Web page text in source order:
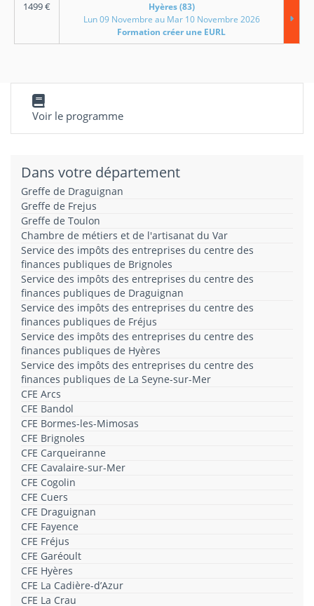
1499€
Hyères (83)
Lun 09 Novembre au Mar 10 Novembre 2026
Formation créer une EURL
Voir le programme
Dans votre département
Greffe de Draguignan
Greffe de Frejus
Greffe de Toulon
Chambre de métiers et de l'artisanat du Var
Service des impôts des entreprises du centre des
finances publiques de Brignoles
Service des impôts des entreprises du centre des
finances publiques de Draguignan
Service des impôts des entreprises du centre des
finances publiques de Fréjus
Service des impôts des entreprises du centre des
finances publiques de Hyères
Service des impôts des entreprises du centre des
finances publiques de La Seyne-sur-Mer
CFE Arcs
CFE Bandol
CFE Bormes-les-Mimosas
CFE Brignoles
CFE Carqueiranne
CFE Cavalaire-sur-Mer
CFE Cogolin
CFE Cuers
CFE Draguignan
CFE Fayence
CFE Fréjus
CFE Garéoult
CFE Hyères
CFE La Cadière-d’Azur
CFE La Crau